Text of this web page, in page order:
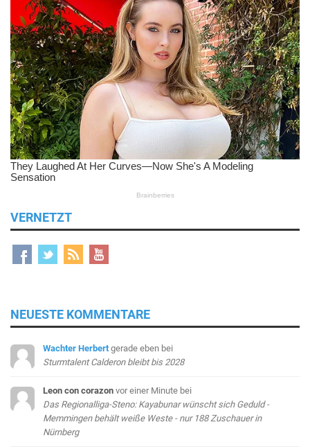
VERNETZT
NEUESTE KOMMENTARE
Wachter Herbert gerade eben bei
Sturmtalent Calderon bleibt bis 2028
Leon con corazon vor einer Minute bei
Das Regionalliga-Steno: Kayabunar wünscht sich Geduld -
Memmingen behält weiße Weste - nur 188 Zuschauer in
Nürnberg